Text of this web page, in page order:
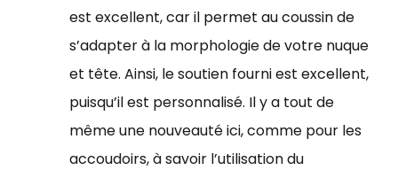
est excellent, car il permet au coussin de
s’adapter à la morphologie de votre nuque
et tête. Ainsi, le soutien fourni est excellent,
puisqu’il est personnalisé. Il y a tout de
même une nouveauté ici, comme pour les
accoudoirs, à savoir l’utilisation du